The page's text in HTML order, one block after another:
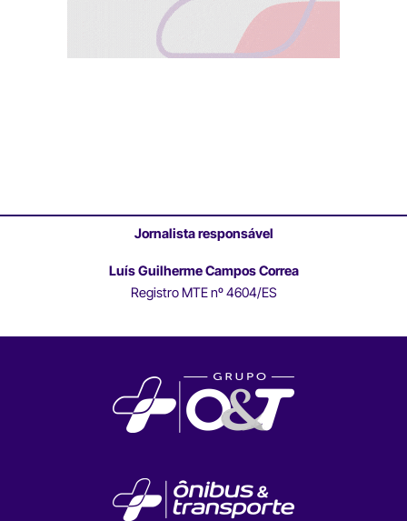
Jornalista responsável
Luís Guilherme Campos Correa
Registro MTE nº 4604/ES